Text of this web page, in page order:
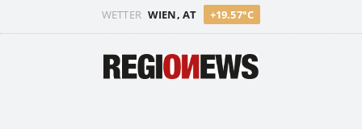
WETTER WIEN, AT +19.57°C